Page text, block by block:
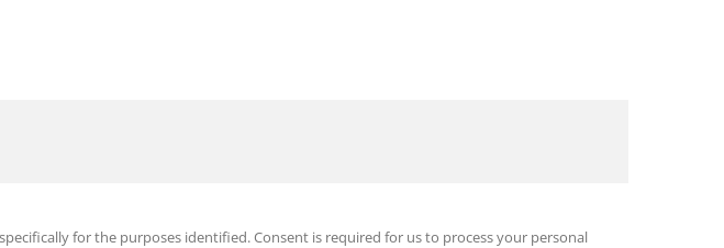
for the purposes identified. Consent is required for us to process your personal